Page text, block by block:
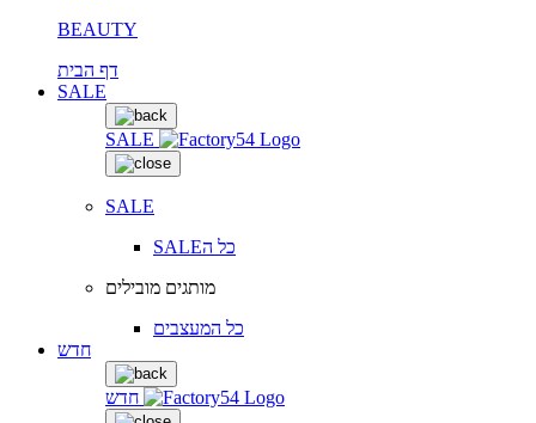
BEAUTY
דף הבית
SALE
SALE
SALE
SALEכל ה
מותגים מובילים
כל המעצבים
חדש
חדש